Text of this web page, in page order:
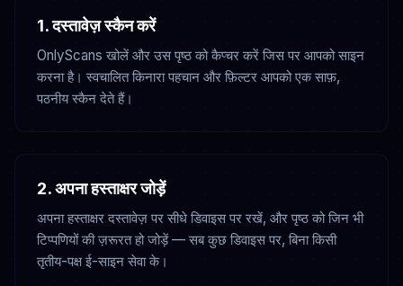
1. दस्तावेज़ स्कैन करें
OnlyScans खोलें और उस पृष्ठ को कैप्चर करें जिस पर आपको साइन
करना है। स्वचालित किनारा पहचान और फ़िल्टर आपको एक साफ़,
पठनीय स्कैन देते हैं।
2. अपना हस्ताक्षर जोड़ें
अपना हस्ताक्षर दस्तावेज़ पर सीधे डिवाइस पर रखें, और पृष्ठ को जिन भी
टिप्पणियों की ज़रूरत हो जोड़ें — सब कुछ डिवाइस पर, बिना किसी
तृतीय-पक्ष ई-साइन सेवा के।